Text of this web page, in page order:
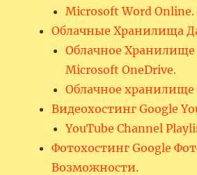
Microsoft Word
Облачные Хранилища
Облачное
Microsoft OneDrive.
Облачное хранилище
Видеохостинг Google
YouTube Channel
Фотохостинг Google
Возможности.